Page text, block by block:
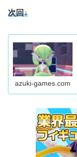
次回↓
azuki-games.com